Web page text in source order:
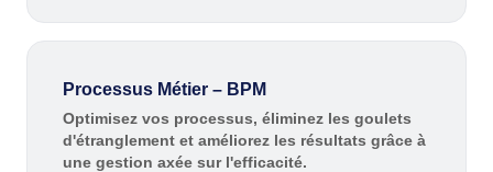
ISO 31000
ISO 37001
AS9100
FDA 21 CFR Part 11
FDA 21 CFR Part 820
Processus Métier – BPM
Optimisez vos processus, éliminez les goulets
d'étranglement et améliorez les résultats grâce à
une gestion axée sur l'efficacité.